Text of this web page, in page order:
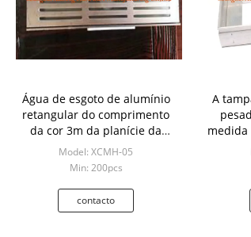
Água de esgoto de alumínio
retangular do comprimento
da cor 3m da planície da
tampa do dreno de assoalho
Model: XCMH-05
Min: 200pcs
contacto
A
medida